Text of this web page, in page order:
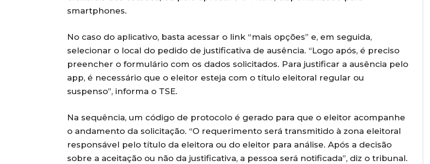
smartphones.
No caso do aplicativo, basta acessar o link “mais opções” e, em seguida,
selecionar o local do pedido de justificativa de ausência. “Logo após, é preciso
preencher o formulário com os dados solicitados. Para justificar a ausência pelo
app, é necessário que o eleitor esteja com o título eleitoral regular ou
suspenso”, informa o TSE.
Na sequência, um código de protocolo é gerado para que o eleitor acompanhe
o andamento da solicitação. “O requerimento será transmitido à zona eleitoral
responsável pelo título da eleitora ou do eleitor para análise. Após a decisão
sobre a aceitação ou não da justificativa, a pessoa será notificada”, diz o tribunal.